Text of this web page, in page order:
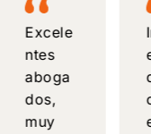
Excele
ntes
aboga
dos,
muy